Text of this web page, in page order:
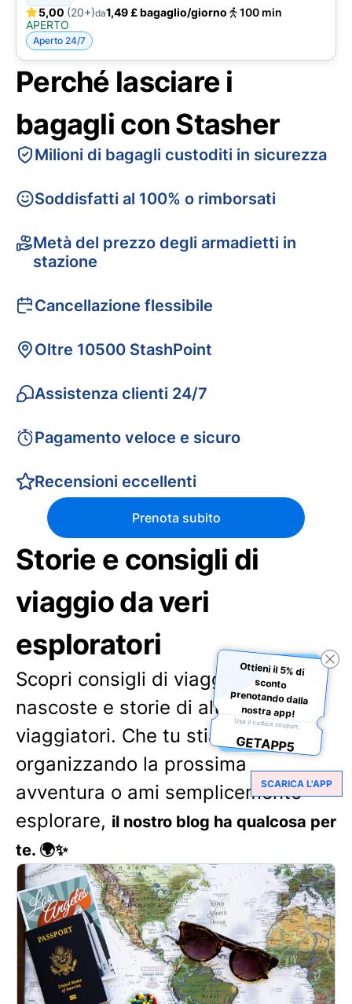
5,00 (20+)da1,49 £ bagaglio/giorno
100 min
APERTO
Aperto 24/7
Perché lasciare i
bagagli con Stasher
Milioni di bagagli custoditi in sicurezza
Soddisfatti al 100% o rimborsati
Metà del prezzo degli armadietti in
stazione
Cancellazione flessibile
Oltre 10500 StashPoint
Assistenza clienti 24/7
Pagamento veloce e sicuro
Recensioni eccellenti
Prenota subito
Storie e consigli di
viaggio da veri
esploratori
Scopri consigli di viaggio, chicche
nascoste e storie di altri
viaggiatori. Che tu stia
organizzando la prossima
avventura o ami semplicemente
esplorare, il nostro blog ha qualcosa per
te. 🌍✨
Ottieni il 5% di
sconto
prenotando dalla
nostra app!
Usa il codice coupon:
GETAPP5
SCARICA L'APP